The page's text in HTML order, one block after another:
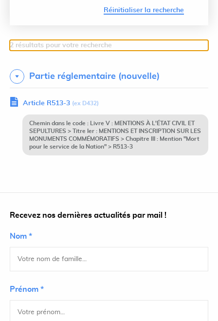
Réinitialiser la recherche
2 résultats pour votre recherche
Partie réglementaire (nouvelle)
Article R513-3 (ex D432)
Chemin dans le code : Livre V : MENTIONS À L'ÉTAT CIVIL ET
SEPULTURES > Titre Ier : MENTIONS ET INSCRIPTION SUR LES
MONUMENTS COMMÉMORATIFS > Chapitre III : Mention "Mort
pour le service de la Nation" > R513-3
Recevez nos dernières actualités par mail !
Nom *
Prénom *